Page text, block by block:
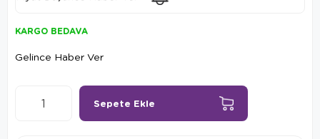
KARGO BEDAVA
Gelince Haber Ver